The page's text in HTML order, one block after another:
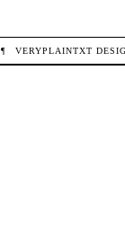
¶ VERYPLAINTXT